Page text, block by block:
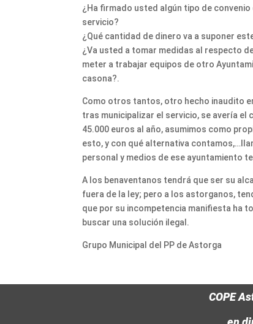
¿Ha firmado usted algún tipo de
servicio?
¿Qué cantidad de dinero va a suponer
¿Va usted a tomar medidas al respecto
meter a trabajar equipos de otro
casona?.
Como otros tantos, otro hecho inaudito
tras municipalizar el servicio, se avería
45.000 euros al año, asumimos como
esto, y con qué alternativa
personal y medios de ese ayuntamiento
A los benaventanos tendrá que ser su
fuera de la ley; pero a los astorganos,
que por su incompetencia manifiesta ha
buscar una solución ilegal.
Grupo Municipal del PP de Astorga
COPE